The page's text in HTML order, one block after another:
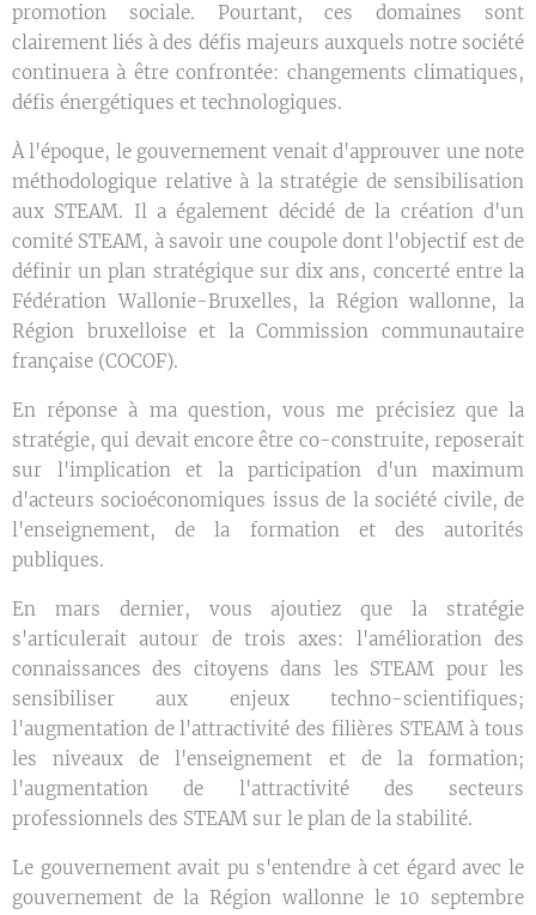
promotion sociale. Pourtant, ces domaines sont
clairement liés à des défis majeurs auxquels notre société
continuera à être confrontée: changements climatiques,
défis énergétiques et technologiques.
À l'époque, le gouvernement venait d'approuver une note
méthodologique relative à la stratégie de sensibilisation
aux STEAM. Il a également décidé de la création d'un
comité STEAM, à savoir une coupole dont l'objectif est de
définir un plan stratégique sur dix ans, concerté entre la
Fédération Wallonie-Bruxelles, la Région wallonne, la
Région bruxelloise et la Commission communautaire
française (COCOF).
En réponse à ma question, vous me précisiez que la
stratégie, qui devait encore être co-construite, reposerait
sur l'implication et la participation d'un maximum
d'acteurs socioéconomiques issus de la société civile, de
l'enseignement, de la formation et des autorités
publiques.
En mars dernier, vous ajoutiez que la stratégie
s'articulerait autour de trois axes: l'amélioration des
connaissances des citoyens dans les STEAM pour les
sensibiliser aux enjeux techno-scientifiques;
l'augmentation de l'attractivité des filières STEAM à tous
les niveaux de l'enseignement et de la formation;
l'augmentation de l'attractivité des secteurs
professionnels des STEAM sur le plan de la stabilité.
Le gouvernement avait pu s'entendre à cet égard avec le
gouvernement de la Région wallonne le 10 septembre